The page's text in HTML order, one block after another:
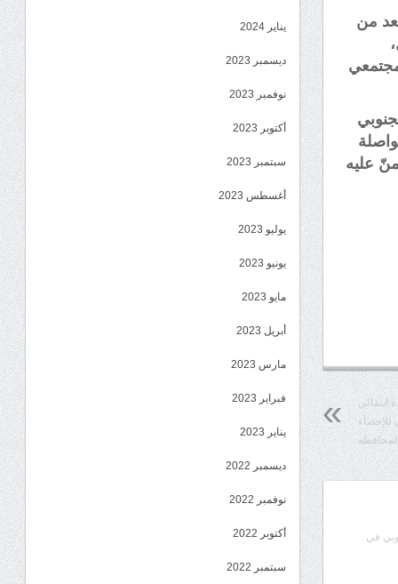
من
عليه
انتقالي
للإحصاء
في
يناير 2024
ديسمبر 2023
نوفمبر 2023
أكتوبر 2023
سبتمبر 2023
أغسطس 2023
يوليو 2023
يونيو 2023
مايو 2023
أبريل 2023
مارس 2023
فبراير 2023
يناير 2023
ديسمبر 2022
نوفمبر 2022
أكتوبر 2022
سبتمبر 2022